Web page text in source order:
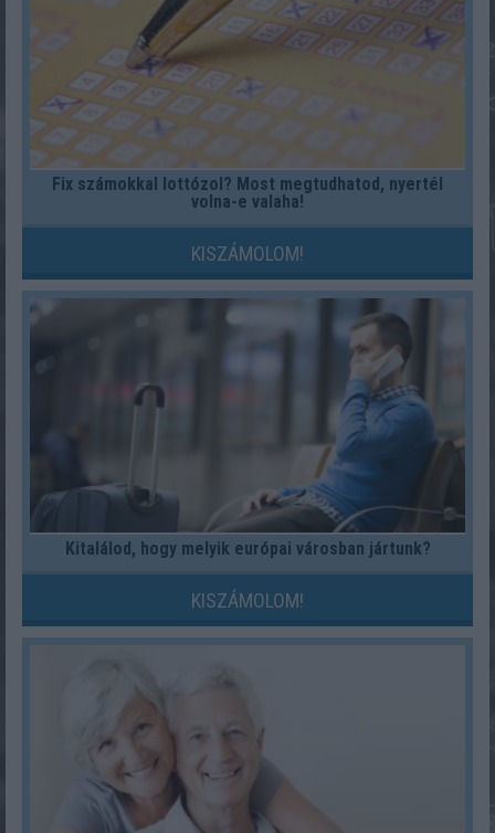
Fix számokkal lottózol? Most megtudhatod, nyertél
volna-e valaha!
KISZÁMOLOM!
Kitalálod, hogy melyik európai városban jártunk?
KISZÁMOLOM!